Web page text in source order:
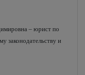
– юрист по
законодательству и